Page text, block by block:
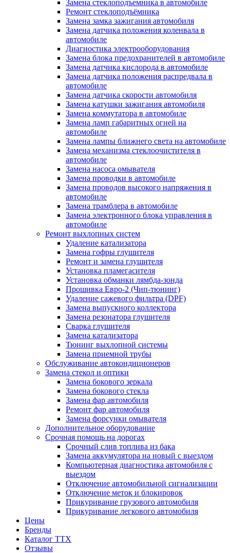
Замена стеклоподъемника в автомобиле
Ремонт стеклоподъёмника
Замена замка зажигания автомобиля
Замена датчика положения коленвала в
автомобиле
Диагностика электрооборудования
Замена блока предохранителей в автомобиле
Замена датчика кислорода в автомобиле
Замена датчика положения распредвала в
автомобиле
Замена датчика скорости автомобиля
Замена катушки зажигания автомобиля
Замена коммутатора в автомобиле
Замена ламп габаритных огней на
автомобиле
Замена лампы ближнего света на автомобиле
Замена механизма стеклоочистителя в
автомобиле
Замена насоса омывателя
Замена проводки в автомобиле
Замена проводов высокого напряжения в
автомобиле
Замена трамблера в автомобиле
Замена электронного блока управления в
автомобиле
Ремонт выхлопных систем
Удаление катализатора
Замена гофры глушителя
Ремонт и замена глушителя
Установка пламегасителя
Установка обманки лямбда-зонда
Прошивка Евро-2 (Чип-тюнинг)
Удаление сажевого фильтра (DPF)
Замена выпускного коллектора
Замена резонатора глушителя
Сварка глушителя
Замена катализатора
Тюнинг выхлопной системы
Замена приемной трубы
Обслуживание автокондиционеров
Замена стекол и оптики
Замена бокового зеркала
Замена бокового стекла
Замена фар автомобиля
Ремонт фар автомобиля
Замена форсунки омывателя
Дополнительное оборудование
Срочная помощь на дорогах
Срочный слив топлива из бака
Замена аккумулятора на новый с выездом
Компьютерная диагностика автомобиля с
выездом
Отключение автомобильной сигнализации
Отключение меток и блокировок
Прикуривание грузового автомобиля
Прикуривание легкового автомобиля
Цены
Бренды
Каталог ТТХ
Отзывы